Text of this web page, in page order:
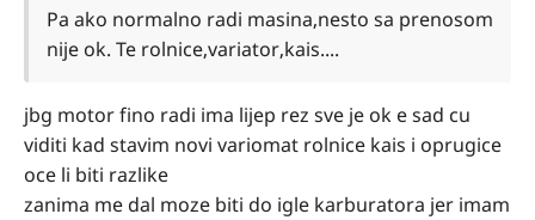
Pa ako normalno radi masina,nesto sa prenosom
nije ok. Te rolnice,variator,kais....
jbg motor fino radi ima lijep rez sve je ok e sad cu
viditi kad stavim novi variomat rolnice kais i oprugice
oce li biti razlike
zanima me dal moze biti do igle karburatora jer imam